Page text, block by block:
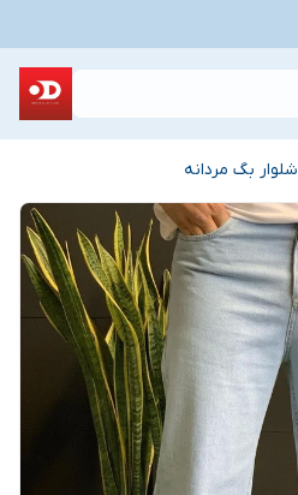
شلوار بگ مردانه